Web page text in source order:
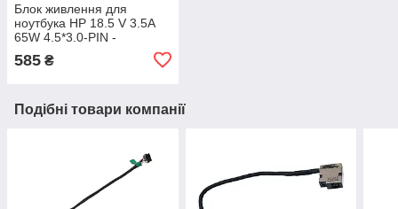
Блок живлення для
ноутбука HP 18.5 V 3.5A
65W 4.5*3.0-PIN -
кабель 220B
585 ₴
Подібні товари компанії